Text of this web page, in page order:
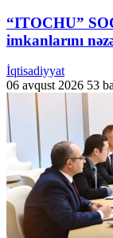
“ITOCHU”
imkanlarını
İqtisadiyyat
06 avqust 2026 53